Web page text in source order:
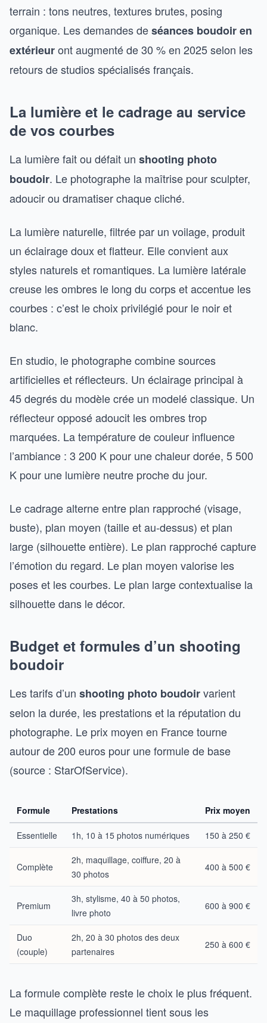
terrain : tons neutres, textures brutes, posing
organique. Les demandes deséances boudoir en
extérieuront augmenté de 30 % en 2025 selon les
retours de studios spécialisés français.
La lumière et le cadrage au service
de vos courbes
La lumière fait ou défait un shooting photo
boudoir. Le photographe la maîtrise pour sculpter,
adoucir ou dramatiser chaque cliché.
La lumière naturelle, filtrée par un voilage, produit
un éclairage doux et flatteur. Elle convient aux
styles naturels et romantiques. La lumière latérale
creuse les ombres le long du corps et accentue les
courbes : c’est le choix privilégié pour le noir et
blanc.
En studio, le photographe combine sources
artificielles et réflecteurs. Un éclairage principal à
45 degrés du modèle crée un modelé classique. Un
réflecteur opposé adoucit les ombres trop
marquées. La température de couleur influence
l’ambiance : 3 200 K pour une chaleur dorée, 5 500
K pour une lumière neutre proche du jour.
Le cadrage alterne entre plan rapproché (visage,
buste), plan moyen (taille et au-dessus) et plan
large (silhouette entière). Le plan rapproché capture
l’émotion du regard. Le plan moyen valorise les
poses et les courbes. Le plan large contextualise la
silhouette dans le décor.
Budget et formules d’un shooting
boudoir
Les tarifs d’un shooting photo boudoirvarient
selon la durée, les prestations et la réputation du
photographe. Le prix moyen en France tourne
autour de 200 euros pour une formule de base
(source : StarOfService).
Formule Prestations Prix moyen
Essentielle 1h, 10 à 15 photos numériques 150 à 250 €
Complète
2h, maquillage, coiffure, 20 à
30 photos
400 à 500 €
Premium
3h, stylisme, 40 à 50 photos,
livre photo
600 à 900 €
Duo
(couple)
2h, 20 à 30 photos des deux
partenaires
250 à 600 €
La formule complète reste le choix le plus fréquent.
Le maquillage professionnel tient sous les